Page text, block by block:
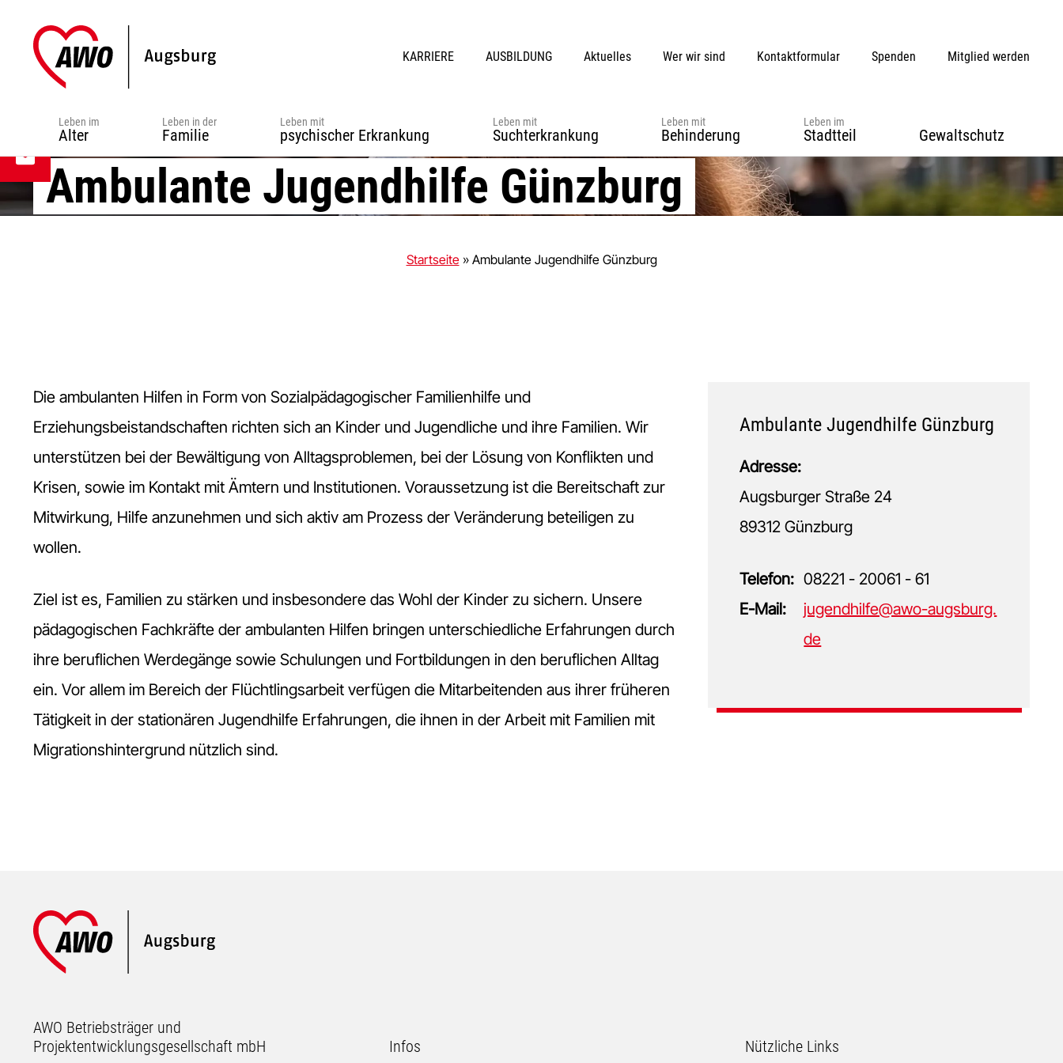
Hauptnavigation
springen
Inhalt
springen
Fußzeile
springen
KARRIERE AUSBILDUNG Aktuelles Wer wir sind Kontaktformular Spenden Mitglied werden
Leben im
Alter
Leben in der
Familie
Leben mit
psychischer Erkrankung
Leben mit
Suchterkrankung
Leben mit
Behinderung
Leben im
Stadtteil Gewaltschutz
Ambulante Jugendhilfe Günzburg
Startseite» Ambulante Jugendhilfe Günzburg
Die ambulanten Hilfen in Form von Sozialpädagogischer Familienhilfe und
Erziehungsbeistandschaften richten sich an Kinder und Jugendliche und ihre Familien. Wir
unterstützen bei der Bewältigung von Alltagsproblemen, bei der Lösung von Konflikten und
Krisen, sowie im Kontakt mit Ämtern und Institutionen. Voraussetzung ist die Bereitschaft zur
Mitwirkung, Hilfe anzunehmen und sich aktiv am Prozess der Veränderung beteiligen zu
wollen.
Ziel ist es, Familien zu stärken und insbesondere das Wohl der Kinder zu sichern. Unsere
pädagogischen Fachkräfte der ambulanten Hilfen bringen unterschiedliche Erfahrungen durch
ihre beruflichen Werdegänge sowie Schulungen und Fortbildungen in den beruflichen Alltag
ein. Vor allem im Bereich der Flüchtlingsarbeit verfügen die Mitarbeitenden aus ihrer früheren
Tätigkeit in der stationären Jugendhilfe Erfahrungen, die ihnen in der Arbeit mit Familien mit
Migrationshintergrund nützlich sind.
Ambulante Jugendhilfe Günzburg
Adresse:
Augsburger Straße 24
89312 Günzburg
Telefon: 08221 - 20061 - 61
E-Mail:
jugendhilfe@awo-augsburg.
de
Footer
AWO Betriebsträger und
Projektentwicklungsgesellschaft mbH
Infos Nützliche Links